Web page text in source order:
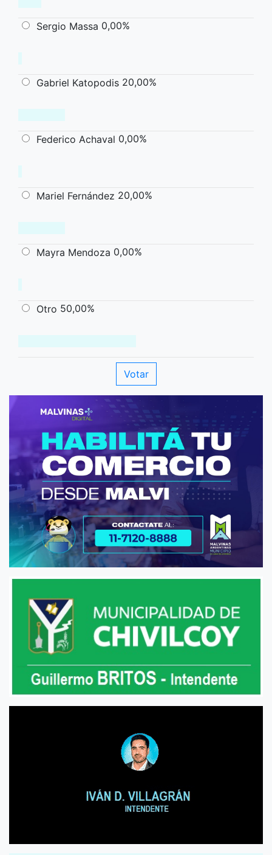
Sergio Massa 0,00%
Gabriel Katopodis 20,00%
Federico Achaval 0,00%
Mariel Fernández 20,00%
Mayra Mendoza 0,00%
Otro 50,00%